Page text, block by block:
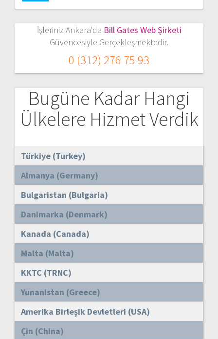
İşleriniz Ankara'da Bill Gates Web Şirketi
Güvencesiyle Gerçekleşmektedir.
0 (312) 276 75 93
Bugüne Kadar Hangi
Ülkelere Hizmet Verdik
Türkiye (Turkey)
Almanya (Germany)
Bulgaristan (Bulgaria)
Danimarka (Denmark)
Kanada (Canada)
Malta (Malta)
KKTC (TRNC)
Yunanistan (Greece)
Amerika Birleşik Devletleri (USA)
Çin (China)